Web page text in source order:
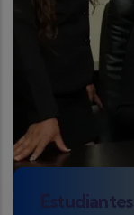
Estudiantes